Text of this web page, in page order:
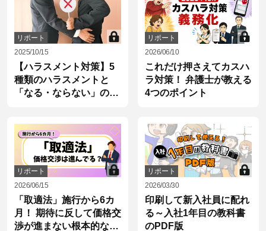
リポート
2025/10/15
【ハラスメント対策】5
種類のハラスメントと
「なる・ならない」の境
リポート
2026/06/10
これだけ押さえてカスハ
ラ対策！ 弁護士が教える
4つのポイント
リポート
2026/06/15
「取適法」施行から6カ
月！ 期待に反して価格交
渉が進まない根本的な理
リポート
2026/03/30
印刷して新入社員に配れ
る～入社1年目の教科書
のPDF版